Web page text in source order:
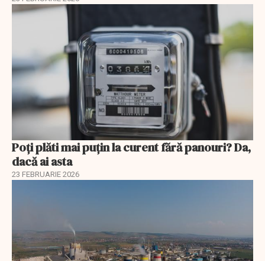
Poți plăti mai puțin la curent fără panouri? Da,
dacă ai asta
23 FEBRUARIE 2026